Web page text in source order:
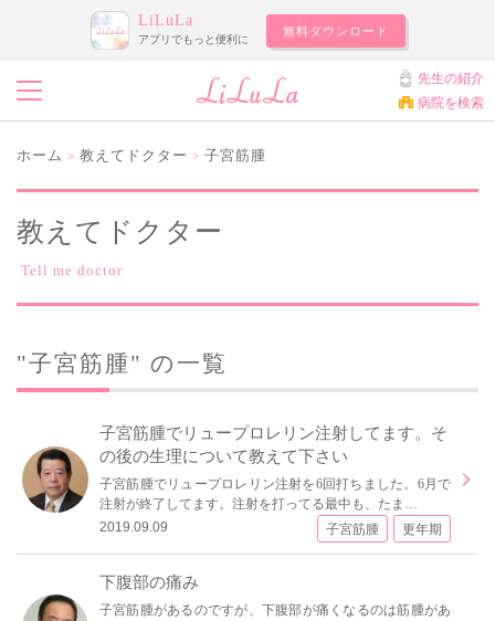
LiLuLa
アプリでもっと便利に
無料ダウンロード
先生の紹介
病院を検索
ホーム > 教えてドクター > 子宮筋腫
教えてドクター
Tell me doctor
"子宮筋腫" の一覧
子宮筋腫でリュープロレリン注射してます。そ
の後の生理について教えて下さい
子宮筋腫でリュープロレリン注射を6回打ちました。6月で
注射が終了してます。注射を打ってる最中も、たま…
2019.09.09
子宮筋腫 更年期
下腹部の痛み
子宮筋腫があるのですが、下腹部が痛くなるのは筋腫があ